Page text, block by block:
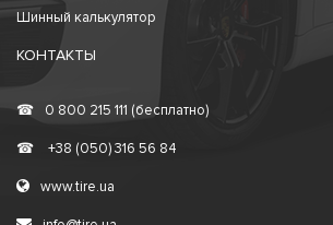
Шинный калькулятор
КОНТАКТЫ
☎ 0 800 215 111 (бесплатно)
☎ +38 (050) 316 56 84
www.tire.ua